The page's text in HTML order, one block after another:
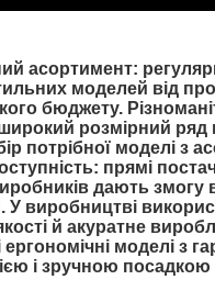
асортимент:
моделей від
бюджету.
широкий розмірний ряд
потрібної моделі з
прямі
дають змогу
У виробництві
й акуратне
моделі з
і зручною посадкою